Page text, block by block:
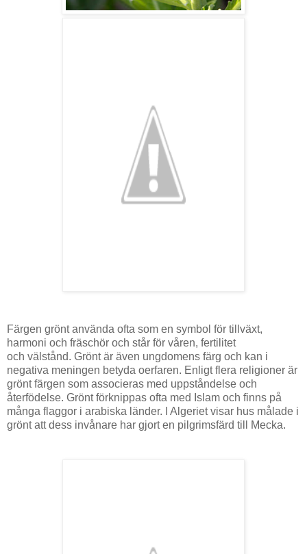
Färgen grönt använda ofta som en symbol för tillväxt,
harmoni och fräschör och står för våren, fertilitet
och välstånd. Grönt är även ungdomens färg och kan i
negativa meningen betyda oerfaren. Enligt flera religioner är
grönt färgen som associeras med uppståndelse och
återfödelse. Grönt förknippas ofta med Islam och finns på
många flaggor i arabiska länder. I Algeriet visar hus målade i
grönt att dess invånare har gjort en pilgrimsfärd till Mecka.